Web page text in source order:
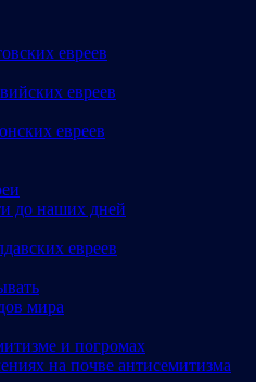
евреев
евреев
евреев
до наших дней
евреев
мира
и погромах
на почве антисемитизма